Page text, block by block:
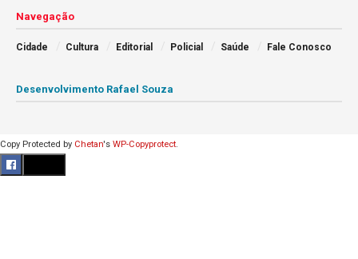
Navegação
Cidade Cultura Editorial Policial Saúde Fale Conosco
Desenvolvimento Rafael Souza
Copy Protected by Chetan's WP-Copyprotect.